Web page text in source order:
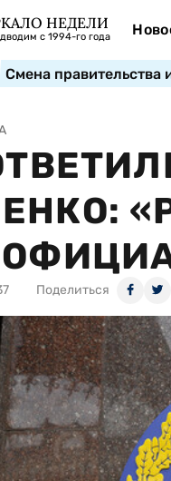
НЕДЕЛИ
с 1994-го года
Смена правительства
Поделиться